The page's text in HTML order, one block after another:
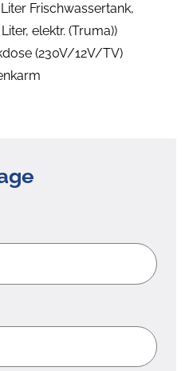
Frischwassertank,
elektr. (Truma))
(230V/12V/TV)